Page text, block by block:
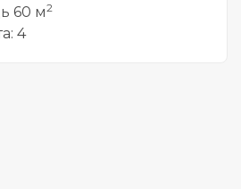
60 м2
4